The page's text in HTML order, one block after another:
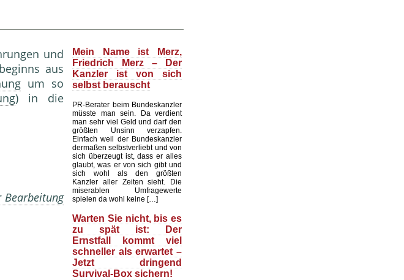
und
aus
um so
) in die
Bearbeitung
Mein Name ist Merz,
Friedrich Merz – Der
Kanzler ist von sich
selbst berauscht
PR-Berater beim Bundeskanzler
müsste man sein. Da verdient
man sehr viel Geld und darf den
größten Unsinn verzapfen.
Einfach weil der Bundeskanzler
dermaßen selbstverliebt und von
sich überzeugt ist, dass er alles
glaubt, was er von sich gibt und
sich wohl als den größten
Kanzler aller Zeiten sieht. Die
miserablen Umfragewerte
spielen da wohl keine […]
Warten Sie nicht, bis es
zu spät ist: Der
Ernstfall kommt viel
schneller als erwartet –
Jetzt dringend
Survival-Box sichern!